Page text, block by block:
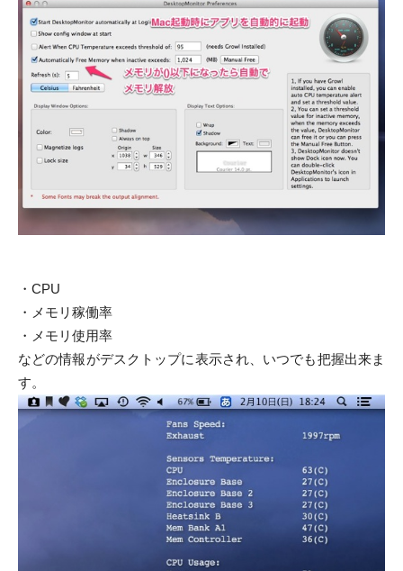
・CPU
・メモリ稼働率
・メモリ使用率
などの情報がデスクトップに表示され、いつでも把握出来ま
す。